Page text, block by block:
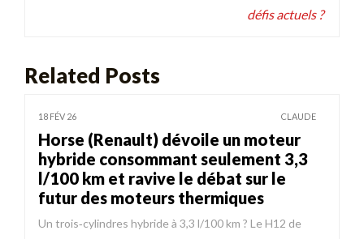
défis actuels ?
Related Posts
18 FÉV 26 CLAUDE
Horse (Renault) dévoile un moteur
hybride consommant seulement 3,3
l/100 km et ravive le débat sur le
futur des moteurs thermiques
Un trois‑cylindres hybride à 3,3 l/100 km ? Le H12 de